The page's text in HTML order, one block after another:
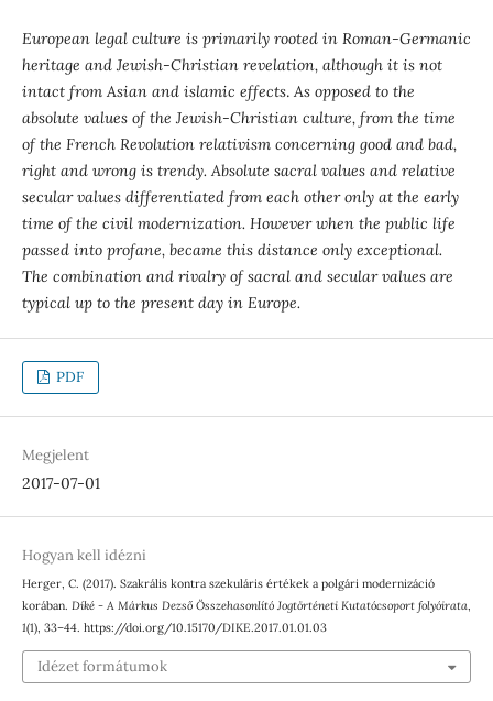
European legal culture is primarily rooted in Roman-Germanic
heritage and Jewish-Christian revelation, although it is not
intact from Asian and islamic effects.As opposed to the
absolute values of the Jewish-Christian culture, from the time
of the French Revolution relativism concerning good and bad,
right and wrong is trendy. Absolute sacral values and relative
secular values differentiated from each other only at the early
time of the civil modernization. However when the public life
passed into profane, became this distance only exceptional.
The combination and rivalry of sacral and secular values are
typical up to the present day in Europe.
PDF
Megjelent
2017-07-01
Hogyan kell idézni
Herger, C. (2017). Szakrális kontra szekuláris értékek a polgári modernizáció
korában. Díké - A Márkus Dezső Összehasonlító Jogtörténeti Kutatócsoport folyóirata,
1(1), 33–44. https://doi.org/10.15170/DIKE.2017.01.01.03
Idézet formátumok